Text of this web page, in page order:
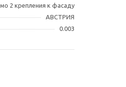
2 крепления к фасаду
АВСТРИЯ
0.003